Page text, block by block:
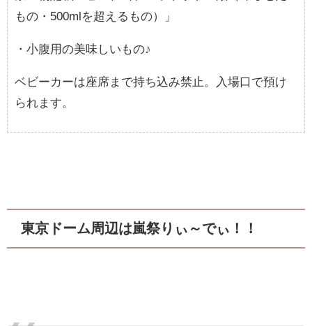
もの・500mlを超えるもの）」
・小腹用の美味しいもの♪
ベビーカーは座席まで持ち込み禁止。入場口で預け
られます。
東京ドーム周辺は嵐祭りぃ～でぃ！！